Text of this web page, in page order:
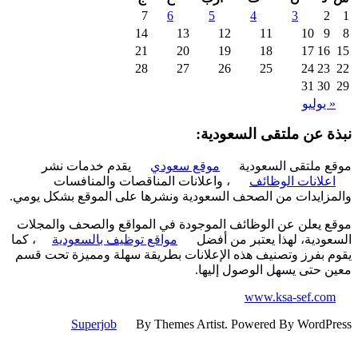
7
10
16
17
23
24
30
31
يوليو
عن ملتقى السعودية:
ملتقى السعودية موقع سعودي
يقدم خدمات نشر
الوظائف
، واعلانات المناقصات والمنافسات
من الصحف السعودية ونشرها على الموقع بشكل يومي.
يعلن عن الوظائف الموجودة في المواقع والصحف والمجلات
لهذا يعتبر من أفضل
مواقع توظيف بالسعودية
، كما
بفرز وتصنيف هذه الإعلانات بطريقة سهلة ومميزة تحت قسم
حتى يسهل الوصول إليها.
www.ksa-
Superjob
By Themes Artist. Powered By